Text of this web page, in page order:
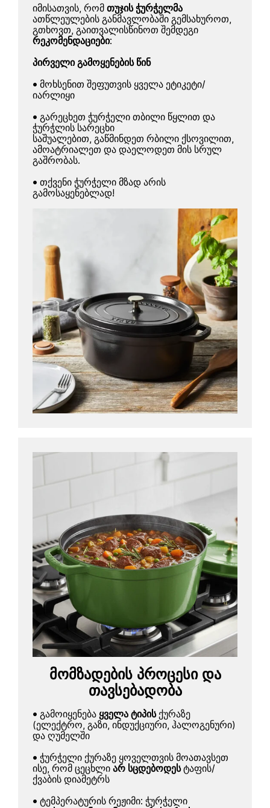
იმისათვის, რომთუჯის ჭურჭელმა
ათწლეულების განმავლობაში გემსახუროთ,
გთხოვთ, გაითვალისწინოთ შემდეგი
რეკომენდაციები:
პირველი გამოყენების წინ
• მოხსენით შეფუთვის ყველა ეტიკეტი/
იარლიყი
• გარეცხეთ ჭურჭელი თბილი წყლით და
ჭურჭლის სარეცხი
საშუალებით, გაწმინდეთ რბილი ქსოვილით,
ამოატრიალეთ და დაელოდეთ მის სრულ
გაშრობას.
• თქვენი ჭურჭელი მზად არის
გამოსაყენებლად!
მომზადების პროცესი და
თავსებადობა
• გამოიყენებაყველა ტიპისქურაზე
(ელექტრო, გაზი, ინდუქციური, ჰალოგენური)
და ღუმელში
• ჭურჭელი ქურაზე ყოველთვის მოათავსეთ
ისე, რომ ცეცხლიარ სცდებოდესტაფის/
ქვაბის დიამეტრს
• ტემპერატურის რეჟიმი: ჭურჭელი